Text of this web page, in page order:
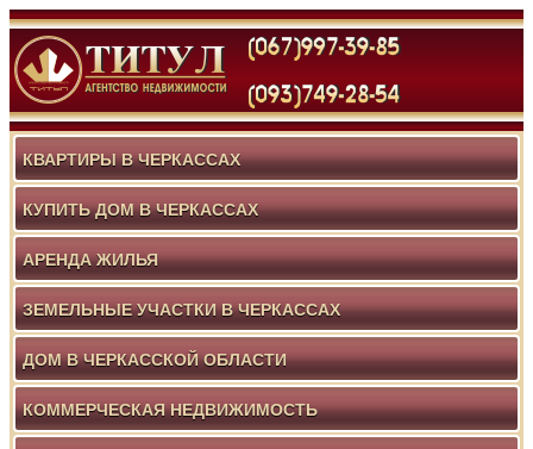
КВАРТИРЫ В ЧЕРКАССАХ
КУПИТЬ ДОМ В ЧЕРКАССАХ
АРЕНДА ЖИЛЬЯ
ЗЕМЕЛЬНЫЕ УЧАСТКИ В ЧЕРКАССАХ
ДОМ В ЧЕРКАССКОЙ ОБЛАСТИ
КОММЕРЧЕСКАЯ НЕДВИЖИМОСТЬ